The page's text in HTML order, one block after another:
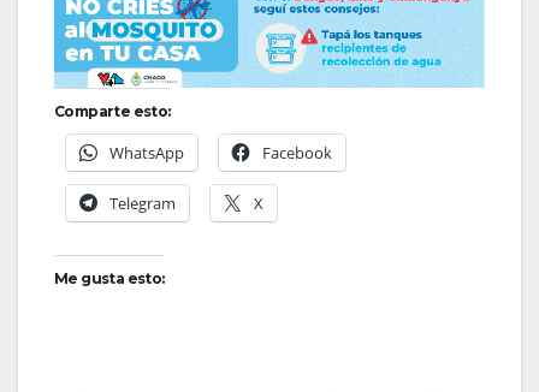
Comparte esto:
WhatsApp Facebook
Telegram X
Me gusta esto: